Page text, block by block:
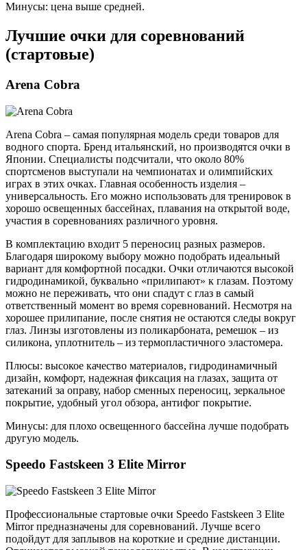
Минусы: цена выше средней.
Лучшие очки для соревнований
(стартовые)
Arena Cobra
Arena Cobra – самая популярная модель среди товаров для
водного спорта. Бренд итальянский, но производятся очки в
Японии. Специалисты подсчитали, что около 80%
спортсменов выступали на чемпионатах и олимпийских
играх в этих очках. Главная особенность изделия –
универсальность. Его можно использовать для тренировок в
хорошо освещенных бассейнах, плавания на открытой воде,
участия в соревнованиях различного уровня.
В комплектацию входит 5 переносиц разных размеров.
Благодаря широкому выбору можно подобрать идеальный
вариант для комфортной посадки. Очки отличаются высокой
гидродинамикой, буквально «прилипают» к глазам. Поэтому
можно не переживать, что они спадут с глаз в самый
ответственный момент во время соревнований. Несмотря на
хорошее прилипание, после снятия не остаются следы вокруг
глаз. Линзы изготовлены из поликарбоната, ремешок – из
силикона, уплотнитель – из термопластичного эластомера.
Плюсы: высокое качество материалов, гидродинамичный
дизайн, комфорт, надежная фиксация на глазах, защита от
затеканий за оправу, набор сменных переносиц, зеркальное
покрытие, удобный угол обзора, антифог покрытие.
Минусы: для плохо освещенного бассейна лучше подобрать
другую модель.
Speedo Fastskeen 3 Elite Mirror
Профессиональные стартовые очки Speedo Fastskeen 3 Elite
Mirror предназначены для соревнований. Лучше всего
подойдут для заплывов на короткие и средние дистанции.